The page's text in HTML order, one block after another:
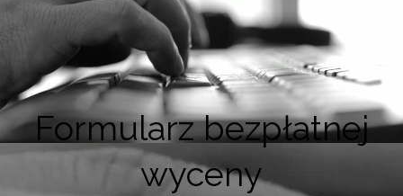
Formularz bezpłatnej
wyceny